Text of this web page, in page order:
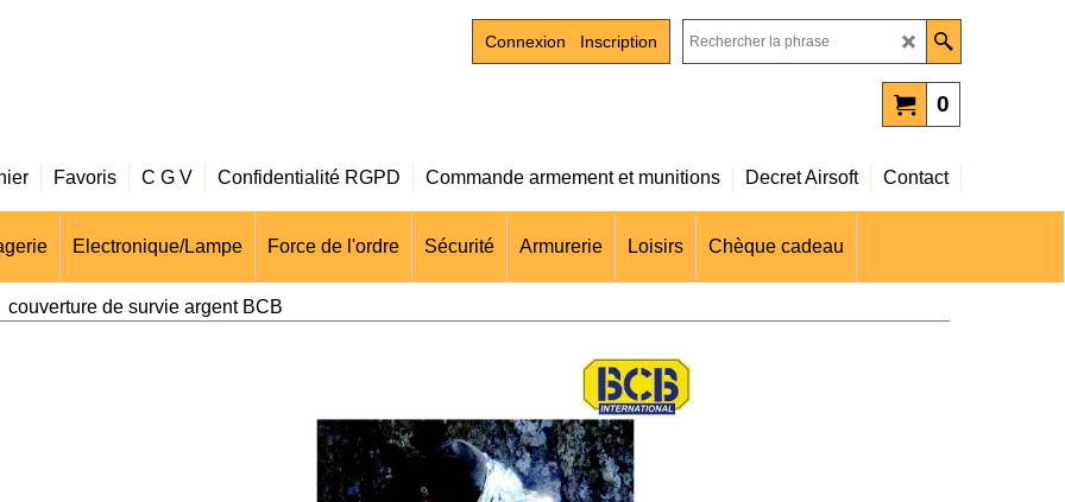
Connexion Inscription
0
Favoris C G V Confidentialité RGPD Commande armement et munitions Decret Airsoft Contact
Electronique/Lampe Force de l'ordre Sécurité Armurerie Loisirs Chèque cadeau
couverture de survie argent BCB